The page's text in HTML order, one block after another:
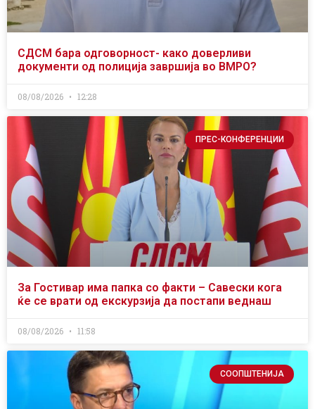
СДСМ бара одговорност- како доверливи
документи од полиција завршија во ВМРО?
08/08/2026 12:28
ПРЕС-КОНФЕРЕНЦИИ
За Гостивар има папка со факти – Савески кога
ќе се врати од екскурзија да постапи веднаш
08/08/2026 11:58
СООПШТЕНИЈА